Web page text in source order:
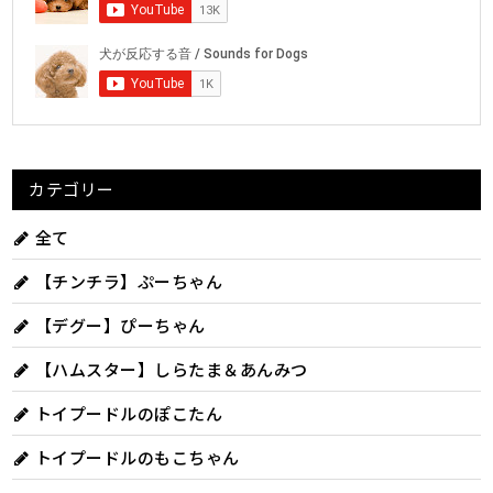
カテゴリー
全て
【チンチラ】ぷーちゃん
【デグー】ぴーちゃん
【ハムスター】しらたま＆あんみつ
トイプードルのぽこたん
トイプードルのもこちゃん